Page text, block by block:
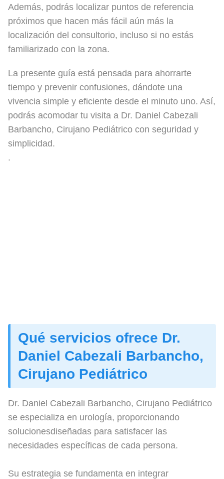
Además, podrás localizar puntos de referencia
próximos que hacen más fácil aún más la
localización del consultorio, incluso si no estás
familiarizado con la zona.
La presente guía está pensada para ahorrarte
tiempo y prevenir confusiones, dándote una
vivencia simple y eficiente desde el minuto uno. Así,
podrás acomodar tu visita a Dr. Daniel Cabezali
Barbancho, Cirujano Pediátrico con seguridad y
simplicidad.
.
Qué servicios ofrece Dr.
Daniel Cabezali Barbancho,
Cirujano Pediátrico
Dr. Daniel Cabezali Barbancho, Cirujano Pediátrico
se especializa en urología, proporcionando
solucionesdiseñadas para satisfacer las
necesidades específicas de cada persona.
Su estrategia se fundamenta en integrar